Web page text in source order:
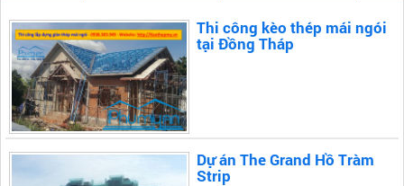
Thi công kèo thép mái ngói
tại Đồng Tháp
Dự án The Grand Hồ Tràm
Strip